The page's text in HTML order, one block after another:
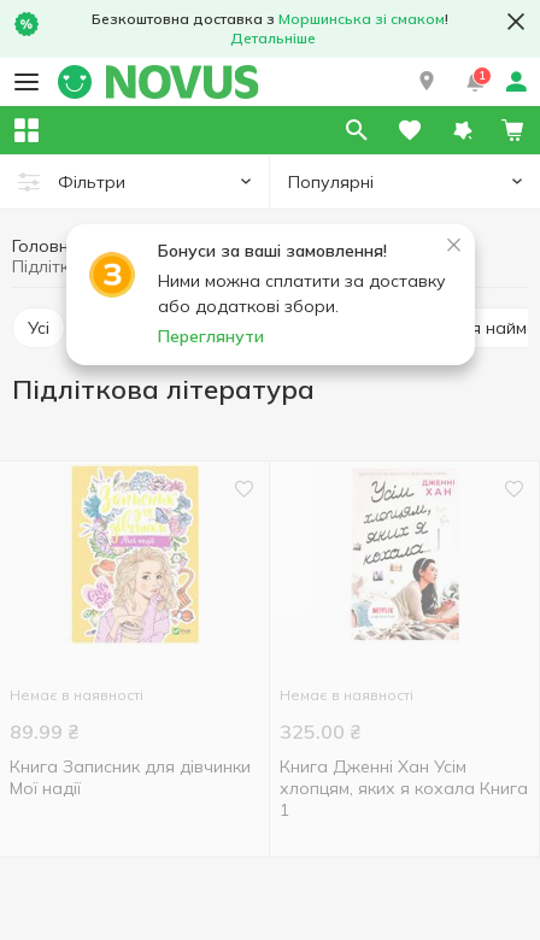
Безкоштовна доставка з Моршинська зі смаком!
Детальніше
1
Фільтри Популярні
Бонуси за ваші замовлення!
Ними можна сплатити за доставку
або додаткові збори.
Переглянути
Головна Хобі та відпочинок
Книги
Підліткова література
Усі Розмальовки, наліпки, творчість Книги для
Підліткова література
Немає в наявності
89.99 ₴
Книга Записник для дівчинки
Мої надії
Немає в наявності
325.00 ₴
Книга Дженні Хан Усім
хлопцям, яких я кохала Книга
1